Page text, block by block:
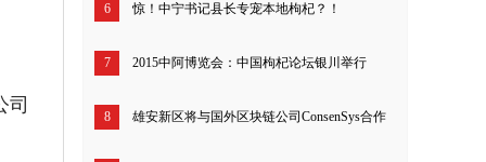
6 惊！中宁书记县长专宠本地枸杞？！
7 2015中阿博览会：中国枸杞论坛银川举行
8 雄安新区将与国外区块链公司ConsenSys合作